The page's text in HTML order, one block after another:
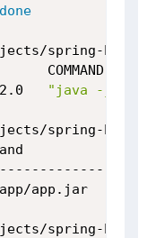
done
spring-
"java -jar /
spring-
app.jar   Up
spring-